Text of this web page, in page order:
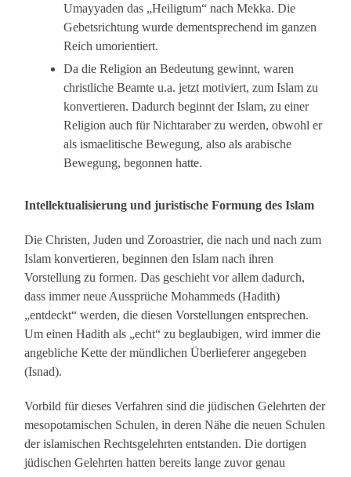
Umayyaden das „Heiligtum“ nach Mekka. Die
Gebetsrichtung wurde dementsprechend im ganzen
Reich umorientiert.
Da die Religion an Bedeutung gewinnt, waren
christliche Beamte u.a. jetzt motiviert, zum Islam zu
konvertieren. Dadurch beginnt der Islam, zu einer
Religion auch für Nichtaraber zu werden, obwohl er
als ismaelitische Bewegung, also als arabische
Bewegung, begonnen hatte.
Intellektualisierung und juristische Formung des Islam
Die Christen, Juden und Zoroastrier, die nach und nach zum
Islam konvertieren, beginnen den Islam nach ihren
Vorstellung zu formen. Das geschieht vor allem dadurch,
dass immer neue Aussprüche Mohammeds (Hadith)
„entdeckt“ werden, die diesen Vorstellungen entsprechen.
Um einen Hadith als „echt“ zu beglaubigen, wird immer die
angebliche Kette der mündlichen Überlieferer angegeben
(Isnad).
Vorbild für dieses Verfahren sind die jüdischen Gelehrten der
mesopotamischen Schulen, in deren Nähe die neuen Schulen
der islamischen Rechtsgelehrten entstanden. Die dortigen
jüdischen Gelehrten hatten bereits lange zuvor genau